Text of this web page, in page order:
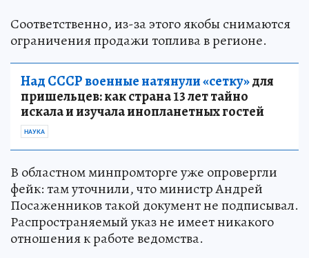
Соответственно, из-за этого якобы снимаются
ограничения продажи топлива в регионе.
Над СССР военные натянули «сетку»для
пришельцев: как страна 13 лет тайно
искала и изучала инопланетных гостей
НАУКА
В областном минпромторге уже опровергли
фейк: там уточнили, что министр Андрей
Посаженников такой документ не подписывал.
Распространяемый указ не имеет никакого
отношения к работе ведомства.